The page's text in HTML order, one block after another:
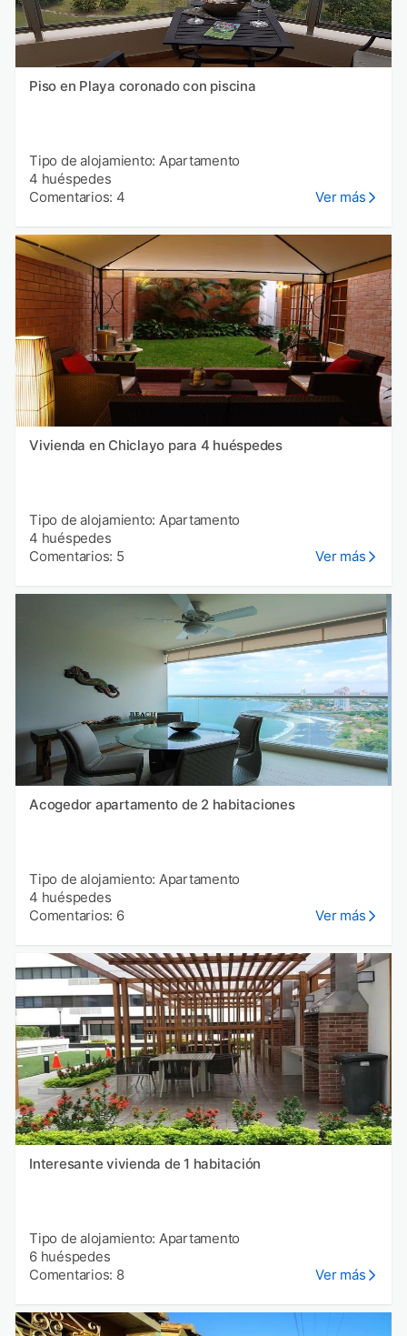
Piso en Playa coronado con piscina
Tipo de alojamiento: Apartamento
4 huéspedes
Comentarios: 4
Ver más
Vivienda en Chiclayo para 4 huéspedes
Tipo de alojamiento: Apartamento
4 huéspedes
Comentarios: 5
Ver más
Acogedor apartamento de 2 habitaciones
Tipo de alojamiento: Apartamento
4 huéspedes
Comentarios: 6
Ver más
Interesante vivienda de 1 habitación
Tipo de alojamiento: Apartamento
6 huéspedes
Comentarios: 8
Ver más